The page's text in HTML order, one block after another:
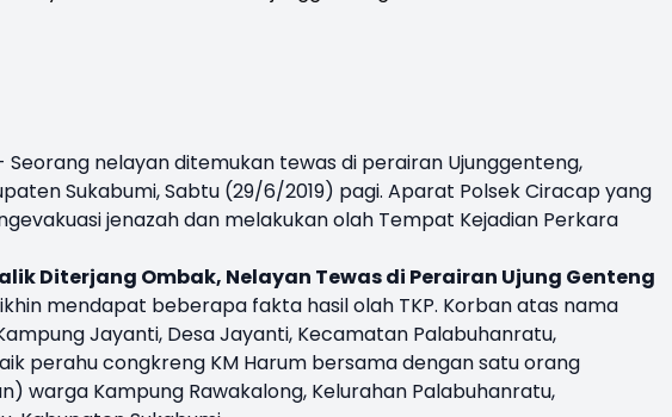
Seorang nelayan ditemukan tewas di perairan Ujunggenteng,
Sukabumi, Sabtu (29/6/2019) pagi. Aparat Polsek Ciracap yang
jenazah dan melakukan olah Tempat Kejadian Perkara
Diterjang Ombak, Nelayan Tewasdi Perairan Ujung Genteng
mendapat beberapa fakta hasil olah TKP. Korban atas nama
Jayanti, Desa Jayanti, Kecamatan Palabuhanratu,
perahu congkreng KM Harum bersama dengan satu orang
warga Kampung Rawakalong, Kelurahan Palabuhanratu,